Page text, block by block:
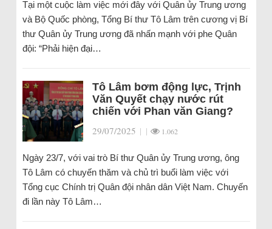
Tại một cuộc làm việc mới đây với Quân ủy Trung ương
và Bộ Quốc phòng, Tổng Bí thư Tô Lâm trên cương vị Bí
thư Quân ủy Trung ương đã nhấn mạnh với phe Quân
đội: “Phải hiện đại…
Tô Lâm bơm động lực, Trịnh
Văn Quyết chạy nước rút
chiến với Phan văn Giang?
29/07/2025 | | 1.062
Ngày 23/7, với vai trò Bí thư Quân ủy Trung ương, ông
Tô Lâm có chuyến thăm và chủ trì buổi làm việc với
Tổng cục Chính trị Quân đội nhân dân Việt Nam. Chuyến
đi lần này Tô Lâm…